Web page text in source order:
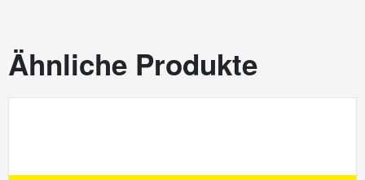
Ähnliche Produkte